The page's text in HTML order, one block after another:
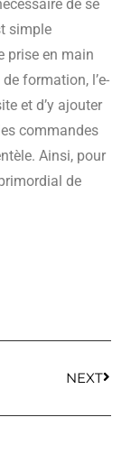
de se
simple
prise en main
formation, l’e-
et d’y ajouter
commandes
Ainsi, pour
de
NEXT